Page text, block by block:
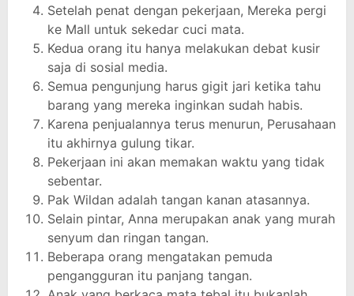
Setelah penat dengan pekerjaan, Mereka pergi
ke Mall untuk sekedar cuci mata.
Kedua orang itu hanya melakukan debat kusir
saja di sosial media.
Semua pengunjung harus gigit jari ketika tahu
barang yang mereka inginkan sudah habis.
Karena penjualannya terus menurun, Perusahaan
itu akhirnya gulung tikar.
Pekerjaan ini akan memakan waktu yang tidak
sebentar.
Pak Wildan adalah tangan kanan atasannya.
Selain pintar, Anna merupakan anak yang murah
senyum dan ringan tangan.
Beberapa orang mengatakan pemuda
pengangguran itu panjang tangan.